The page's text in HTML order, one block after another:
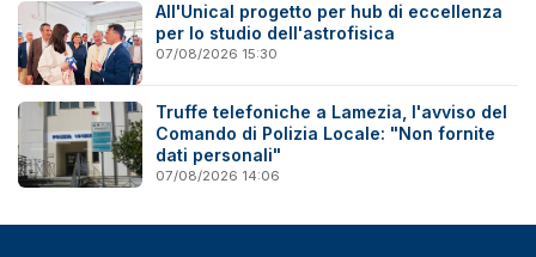
All'Unical progetto per hub di eccellenza
per lo studio dell'astrofisica
07/08/2026 15:30
Truffe telefoniche a Lamezia, l'avviso del
Comando di Polizia Locale: "Non fornite
dati personali"
07/08/2026 14:06